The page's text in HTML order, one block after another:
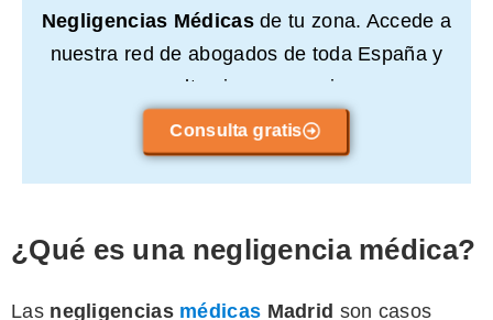
Negligencias Médicasde tu zona. Accede a
nuestra red de abogados de toda España y
consulta sin compromiso.
Consulta gratis
¿Qué es una negligencia médica?
Las negligencias médicas Madrid son casos